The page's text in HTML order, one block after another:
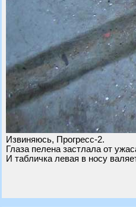
Извиняюсь, Прогресс-2.
Глаза пелена застлала от
И табличка левая в носу